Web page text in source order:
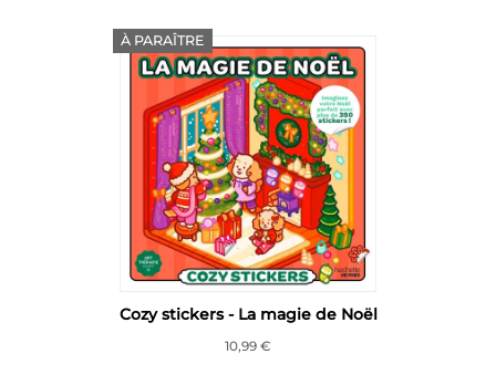
À PARAÎTRE
Cozy stickers - La magie de Noël
10,99 €